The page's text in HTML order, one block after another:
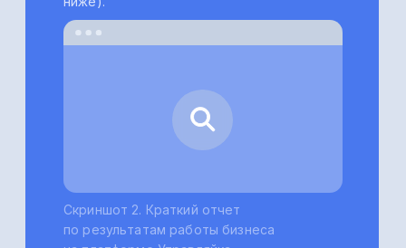
временные затраты
на отслеживание
цен конкурентов
корректировкой цен
на товары